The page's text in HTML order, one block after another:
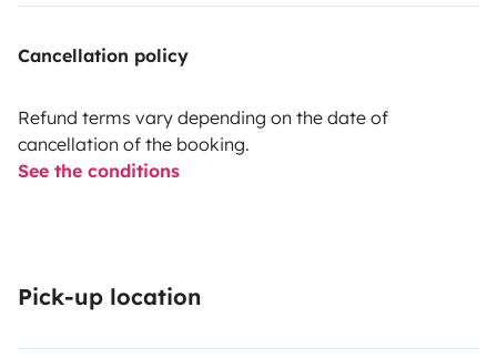
Cancellation policy
Refund terms vary depending on the date of
cancellation of the booking.
See the conditions
Pick-up location